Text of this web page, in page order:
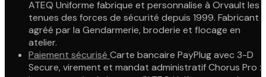
ATEQ Uniforme fabrique et personnalise à Orvault les
tenues des forces de sécurité depuis 1999. Fabricant
agréé par la Gendarmerie, broderie et flocage en
atelier.
Paiement sécurisé Carte bancaire PayPlug avec 3-D
Secure, virement et mandat administratif Chorus Pro :